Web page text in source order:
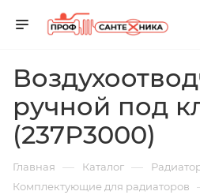
ручной под
(237Р3000)
Главная — Каталог —
Комплектующие для радиаторов